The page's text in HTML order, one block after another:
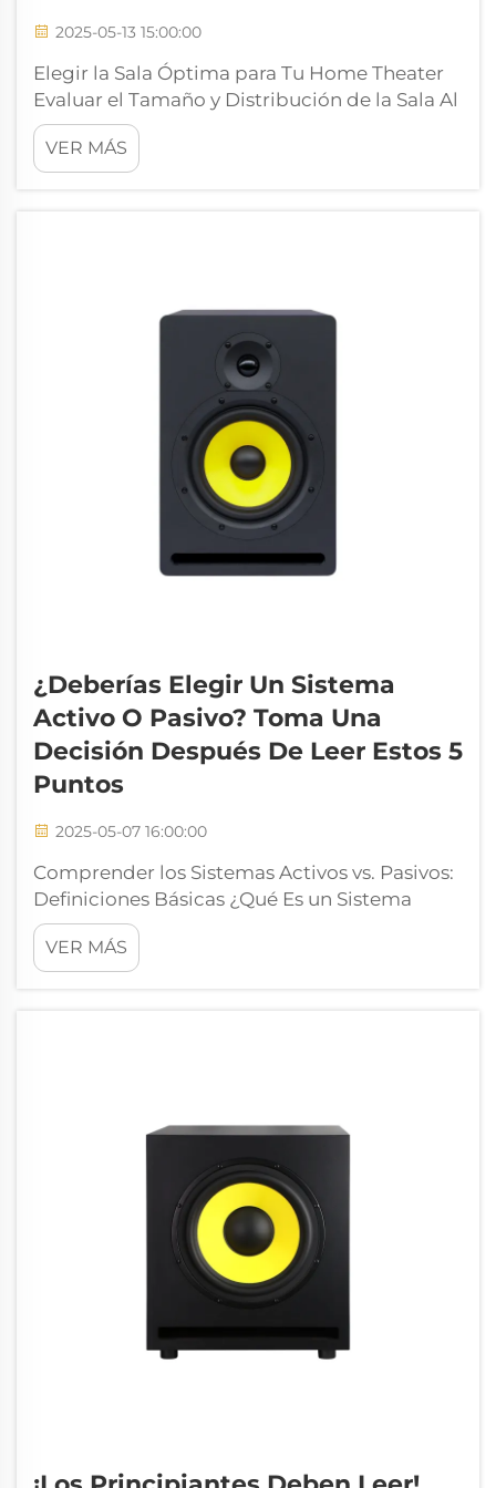
2025-05-13 15:00:00
Elegir la Sala Óptima para Tu Home Theater
Evaluar el Tamaño y Distribución de la Sala Al
elegir una sala para una configuración de
home theater, comienza analizando el
tamaño real del espacio y qué tipo de
VER MÁS
¿Deberías Elegir Un Sistema
Activo O Pasivo? Toma Una
Decisión Después De Leer Estos 5
Puntos
2025-05-07 16:00:00
Comprender los Sistemas Activos vs. Pasivos:
Definiciones Básicas ¿Qué Es un Sistema
Activo? Los sistemas de audio activos
funcionan de manera diferente porque tienen
componentes alimentados que amplifican el
VER MÁS